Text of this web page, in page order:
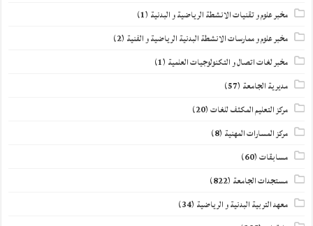
مخبر علوم و تقنيات الانشطة الرياضية و البدنية (1)
مخبر علوم و ممارسات الانشطة البدنية الرياضية و الفنية (2)
مخبر لغات اتصال و التكنولوجيات العلمية (1)
مديرية الجامعة (57)
مركز التعليم المكثف للغات(20)
مركز المسارات المهنية (8)
مسابقات(60)
مستجدات الجامعة (822)
معهد التربية البدنية و الرياضية (34)